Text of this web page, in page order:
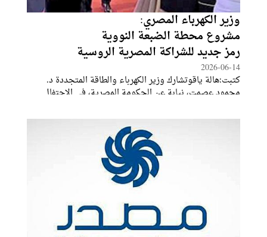
وزير الكهرباء المصري:
مشروع محطة الضبعة النووية
رمز جديد للشراكة المصرية الروسية
2026-06-14
كتبت:هالة ياقوتشارك وزير الكهرباء والطاقة المتجددة د.
محمود عصمت، نيابة عن الحكومة المصرية، في الاحتفال
الوطني الروسي، مؤكدًا عمق العلاقات التاريخية التي تربط
بين مصر وروسيا، والتي شهدت